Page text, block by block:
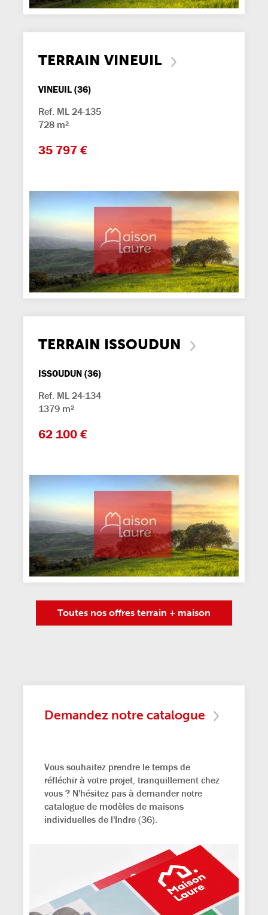
TERRAIN VINEUIL
VINEUIL (36)
Ref. ML 24-135
728 m²
35 797 €
TERRAIN ISSOUDUN
ISSOUDUN (36)
Ref. ML 24-134
1379 m²
62 100 €
Toutes nos offres terrain + maison
Demandez notre catalogue
Vous souhaitez prendre le temps de
réfléchir à votre projet, tranquillement chez
vous ? N'hésitez pas à demander notre
catalogue de modèles de maisons
individuelles de l'Indre (36).